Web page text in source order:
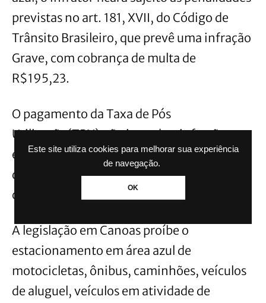
Este site utiliza cookies para melhorar sua experiência
de navegação.
OK
previstas no art. 181, XVII, do Código de
Trânsito Brasileiro, que prevê uma infração
Grave, com cobrança de multa de
R$195,23.
O pagamento da Taxa de Pós
Utilização(TPU) não impede a infração por
estacionar em desacordo, pois o usuário
deverá cumprir o descrito no artigo 7º
como transcrevemos acima.
A legislação em Canoas proíbe o
estacionamento em área azul de
motocicletas, ônibus, caminhões, veículos
de aluguel, veículos em atividade de